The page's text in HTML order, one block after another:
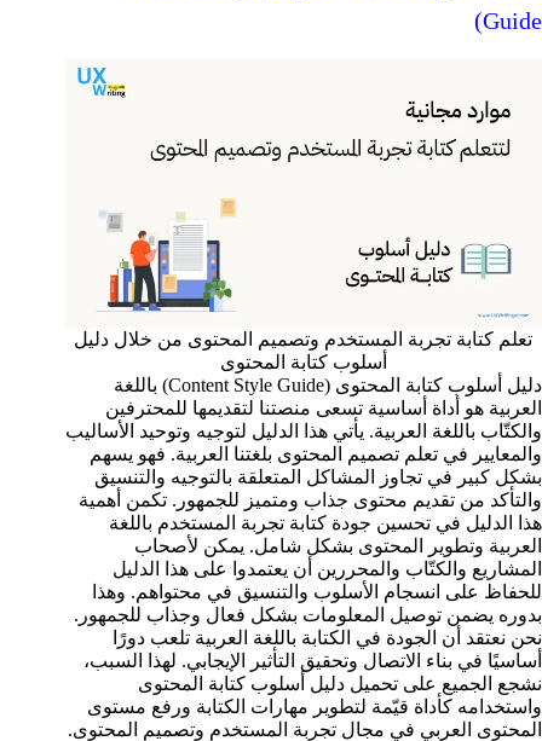
Guide)
تعلم كتابة تجربة المستخدم وتصميم المحتوى من خلال دليل
أسلوب كتابة المحتوى
دليل أسلوب كتابة المحتوى (Content Style Guide) باللغة
العربية هو أداة أساسية تسعى منصتنا لتقديمها للمحترفين
والكتّاب باللغة العربية. يأتي هذا الدليل لتوجيه وتوحيد الأساليب
والمعايير في تعلم تصميم المحتوى بلغتنا العربية. فهو يسهم
بشكل كبير في تجاوز المشاكل المتعلقة بالتوجيه والتنسيق
والتأكد من تقديم محتوى جذاب ومتميز للجمهور. تكمن أهمية
هذا الدليل في تحسين جودة كتابة تجربة المستخدم باللغة
العربية وتطوير المحتوى بشكل شامل. يمكن لأصحاب
المشاريع والكتّاب والمحررين أن يعتمدوا على هذا الدليل
للحفاظ على انسجام الأسلوب والتنسيق في محتواهم. وهذا
بدوره يضمن توصيل المعلومات بشكل فعال وجذاب للجمهور.
نحن نعتقد أن الجودة في الكتابة باللغة العربية تلعب دورًا
أساسيًا في بناء الاتصال وتحقيق التأثير الإيجابي. لهذا السبب،
نشجع الجميع على تحميل دليل أسلوب كتابة المحتوى
واستخدامه كأداة قيّمة لتطوير مهارات الكتابة ورفع مستوى
المحتوى العربي في مجال تجربة المستخدم وتصميم المحتوى.